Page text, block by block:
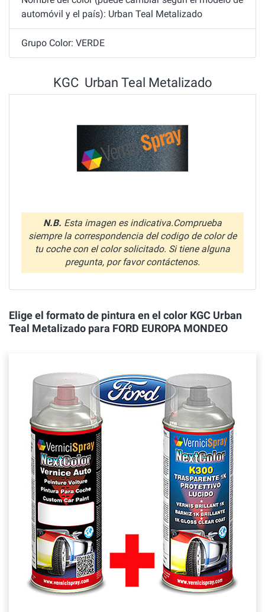
automóvil y el país): Urban Teal Metalizado
Grupo Color: VERDE
KGC Urban Teal Metalizado
N.B. Esta imagen es indicativa.Comprueba
siempre la correspondencia del codigo de color de
tu coche con el color solicitado. Si tiene alguna
pregunta, por favor contáctenos.
Elige el formato de pintura en el color KGC Urban
Teal Metalizado para FORD EUROPA MONDEO